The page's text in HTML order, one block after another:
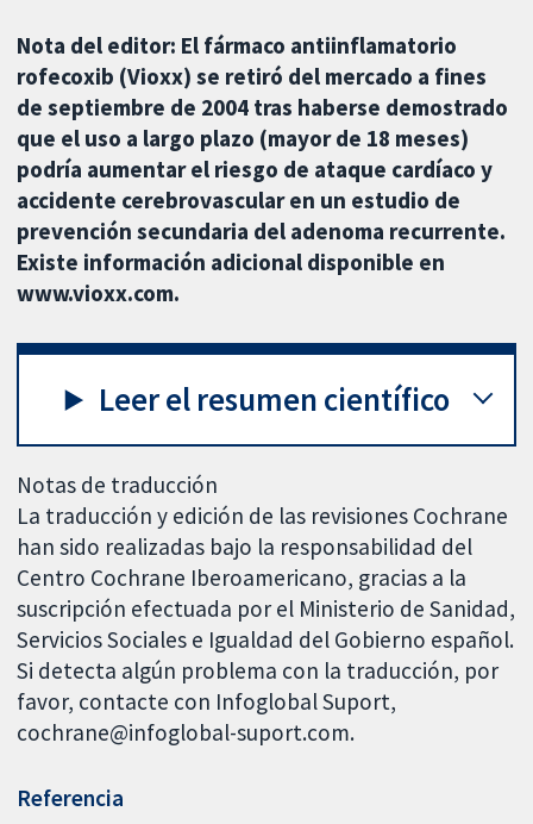
Nota del editor: El fármaco antiinflamatorio
rofecoxib (Vioxx) se retiró del mercado a fines
de septiembre de 2004 tras haberse demostrado
que el uso a largo plazo (mayor de 18 meses)
podría aumentar el riesgo de ataque cardíaco y
accidente cerebrovascular en un estudio de
prevención secundaria del adenoma recurrente.
Existe información adicional disponible en
www.vioxx.com.
Leer el resumen científico
Notas de traducción
La traducción y edición de las revisiones Cochrane
han sido realizadas bajo la responsabilidad del
Centro Cochrane Iberoamericano, gracias a la
suscripción efectuada por el Ministerio de Sanidad,
Servicios Sociales e Igualdad del Gobierno español.
Si detecta algún problema con la traducción, por
favor, contacte con Infoglobal Suport,
cochrane@infoglobal-suport.com.
Referencia